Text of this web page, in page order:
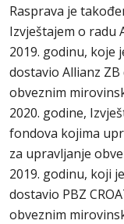
Rasprava je
Izvještajem o radu
2019. godinu, koje
dostavio Allianz
obveznim
2020. godine,
fondova kojima
za upravljanje
2019. godinu, koji
dostavio PBZ
obveznim